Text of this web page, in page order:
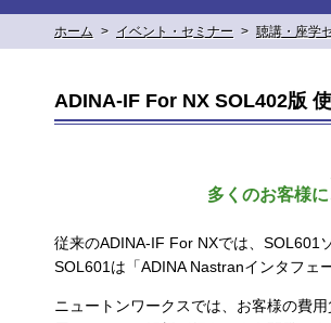
ホーム > イベント・セミナー > 聴講・座学
ADINA-IF For NX SOL402版
多くのお客様
従来のADINA-IF For NXでは、SOL601
SOL601は「ADINA Nastranインタフェ
ニュートンワークスでは、お客様の費